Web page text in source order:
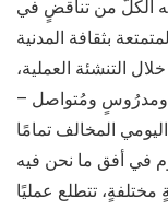
الكلُّ من تناقضٍ في
بثقافة المدنية
التنشئة العملية،
ومدرُوسٍ ومُتواصل –
المخالف تمامًا
في أفق ما نحن فيه
تتطلع عمليًا